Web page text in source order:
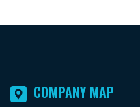
COMPANY MAP